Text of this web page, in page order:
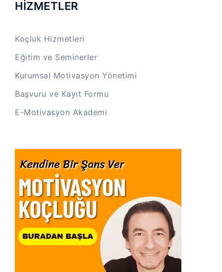
HİZMETLER
Koçluk Hizmetleri
Eğitim ve Seminerler
Kurumsal Motivasyon Yönetimi
Başvuru ve Kayıt Formu
E-Motivasyon Akademi